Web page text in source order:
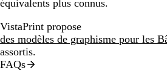
équivalents plus connus.
VistaPrint propose
des modèles de graphisme pour les
assortis.
FAQs